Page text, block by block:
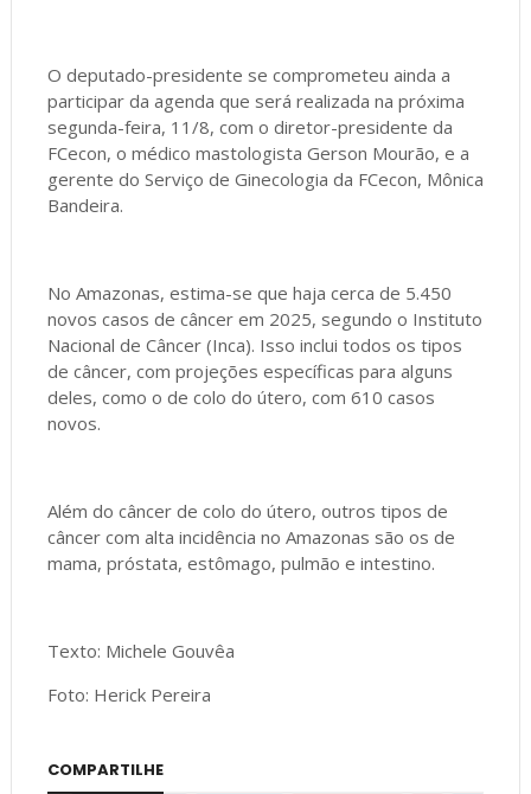
O deputado-presidente se comprometeu ainda a
participar da agenda que será realizada na próxima
segunda-feira, 11/8, com o diretor-presidente da
FCecon, o médico mastologista Gerson Mourão, e a
gerente do Serviço de Ginecologia da FCecon, Mônica
Bandeira.
No Amazonas, estima-se que haja cerca de 5.450
novos casos de câncer em 2025, segundo o Instituto
Nacional de Câncer (Inca). Isso inclui todos os tipos
de câncer, com projeções específicas para alguns
deles, como o de colo do útero, com 610 casos
novos.
Além do câncer de colo do útero, outros tipos de
câncer com alta incidência no Amazonas são os de
mama, próstata, estômago, pulmão e intestino.
Texto: Michele Gouvêa
Foto: Herick Pereira
COMPARTILHE